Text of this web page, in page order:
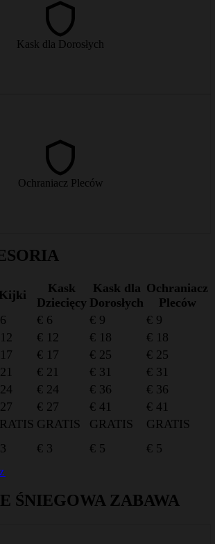
Kask dla Dorosłych
dla dorosłych z optymalnym dopasowaniem i
wentylacją – bezpieczeństwo na stoku.
od € 9/dzień
Ochraniacz Pleców
pleców dla tych, którzy chcą większego
od € 9/dzień
Kijki
Kask
Dziecięcy
Kask dla
Dorosłych
Ochraniacz
Pleców
€ 6 € 9
€ 9
€ 12 € 18
€ 18
€ 17 € 25
€ 25
€ 21 € 31
€ 31
€ 24 € 36
€ 36
€ 27 € 41
€ 41
GRATIS GRATIS
GRATIS
€ 3 € 5 € 5
ŚNIEGOWA ZABAWA